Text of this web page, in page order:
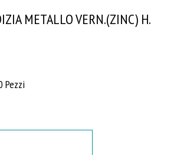
METALLO VERN.(ZINC) H.
Pezzi